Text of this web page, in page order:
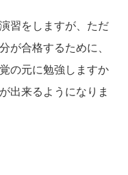
習をしますが、ただ
が合格するために、
の元に勉強しますか
出来るようになりま